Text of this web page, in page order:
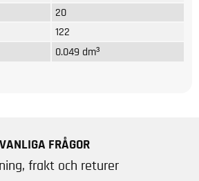
20
122
0.049 dm³
VANLIGA FRÅGOR
frakt och returer